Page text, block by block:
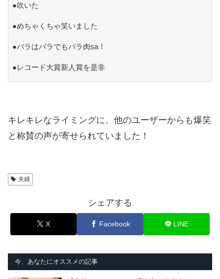
●吹いた
●めちゃくちゃ笑いました
●バラはバラでもバラ肉sa！
●レコード大賞新人賞を是非
キレキレなライミングに、他のユーザーからも爆笑
と称賛の声が寄せられていました！
夫婦
シェアする
X Facebook LINE
今、あなたにオススメの記事